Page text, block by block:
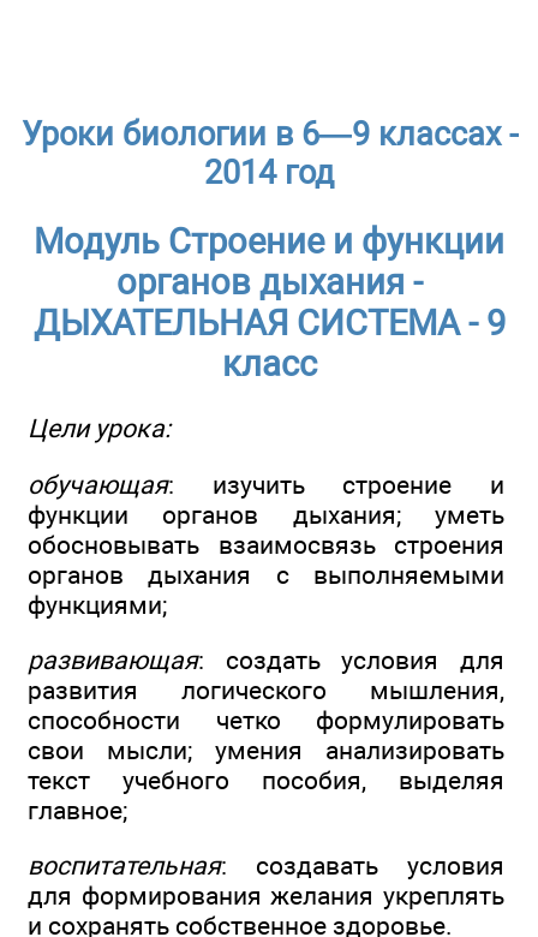
Уроки биологии в 6—9 классах -
2014 год
Модуль Строение и функции
органов дыхания -
ДЫХАТЕЛЬНАЯ СИСТЕМА - 9
класс
Цели урока:
обучающая: изучить строение и
функции органов дыхания; уметь
обосновывать взаимосвязь строения
органов дыхания с выполняемыми
функциями;
развивающая: создать условия для
развития логического мышления,
способности четко формулировать
свои мысли; умения анализировать
текст учебного пособия, выделяя
главное;
воспитательная: создавать условия
для формирования желания укреплять
и сохранять собственное здоровье.